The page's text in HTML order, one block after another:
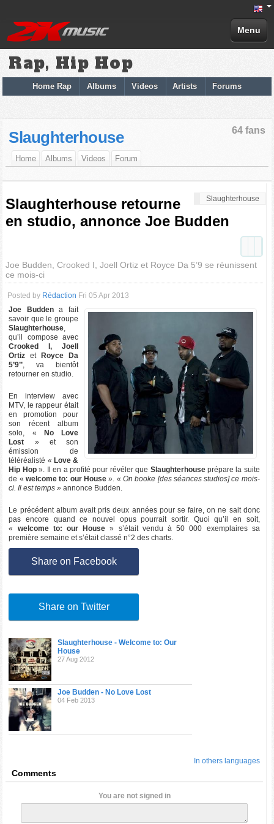
Menu
Rap, Hip Hop
Home Rap Albums Videos Artists Forums
64 fans
Slaughterhouse
Home Albums Videos Forum
Slaughterhouse
Slaughterhouse retourne
en studio, annonce Joe Budden
Joe Budden, Crooked I, Joell Ortiz et Royce Da 5’9 se réunissent
ce mois-ci
Posted by Rédaction Fri 05 Apr 2013
Joe Buddena fait
savoir que le groupe
Slaughterhouse,
qu’il compose avec
Crooked I, Joell
Ortiz etRoyce Da
5’9’’, va bientôt
retourner en studio.
En interview avec
MTV, le rappeur était
en promotion pour
son récent album
solo, « No Love
Lost » et son
émission de
téléréalisté « Love &
Hip Hop». Il en a profité pour révéler que Slaughterhouseprépare la suite
de «welcome to: our House ». « On booke [des séances studios] ce mois-
ci. Il est temps » annonce Budden.
Le précédent album avait pris deux années pour se faire, on ne sait donc
pas encore quand ce nouvel opus pourrait sortir. Quoi qu’il en soit,
«
welcome to: our House » s’était vendu à 50 000 exemplaires sa
première semaine et s’était classé n°2 des charts.
Share on Facebook
Share on Twitter
Slaughterhouse - Welcome to: Our
House
27 Aug 2012
Joe Budden - No Love Lost
04 Feb 2013
In others languages
Comments
You are not signed in